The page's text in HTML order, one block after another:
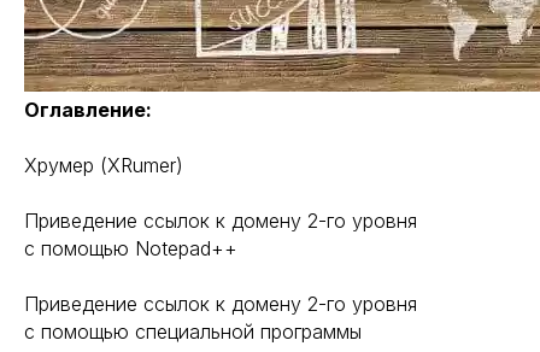
Оглавление:
Хрумер (XRumer)
Приведение ссылок к домену 2-го уровня
с помощью Notepad++
Приведение ссылок к домену 2-го уровня
с помощью специальной программы